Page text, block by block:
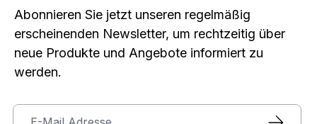
Abonnieren Sie jetzt unseren regelmäßig
erscheinenden Newsletter, um rechtzeitig über
neue Produkte und Angebote informiert zu
werden.